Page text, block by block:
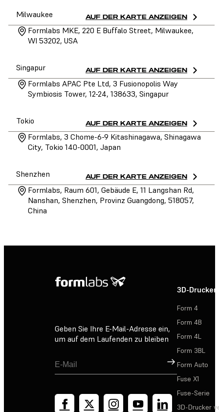
Milwaukee AUF DER KARTE ANZEIGEN
Formlabs MKE, 220 E Buffalo Street, Milwaukee,
WI 53202, USA
Singapur AUF DER KARTE ANZEIGEN
Formlabs APAC Pte Ltd, 3 Fusionopolis Way
Symbiosis Tower, 12-24, 138633, Singapur
Tokio AUF DER KARTE ANZEIGEN
Formlabs, 3 Chome-6-9 Kitashinagawa, Shinagawa
City, Tokio 140-0001, Japan
Shenzhen AUF DER KARTE ANZEIGEN
Formlabs, Raum 601, Gebäude E, 11 Langshan Rd,
Nanshan, Shenzhen, Provinz Guangdong, 518057,
China
Geben Sie Ihre E-Mail-Adresse ein,
um auf dem Laufenden zu bleiben
Registrieren
3D-Drucker
Form 4
Form 4B
Form 4L
Form 3BL
Form Auto
Fuse X1
Fuse-Serie
3D-Drucker